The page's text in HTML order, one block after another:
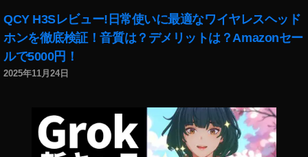
QCY H3Sレビュー!日常使いに最適なワイヤレスヘッド
ホンを徹底検証！音質は？デメリットは？Amazonセー
ルで5000円！
2025年11月24日